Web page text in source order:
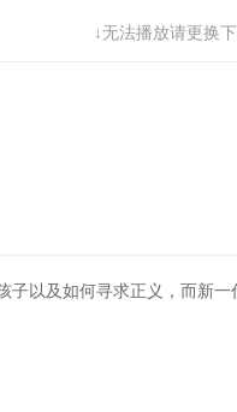
↓无法播放请更换
子以及如何寻求正义，而新一